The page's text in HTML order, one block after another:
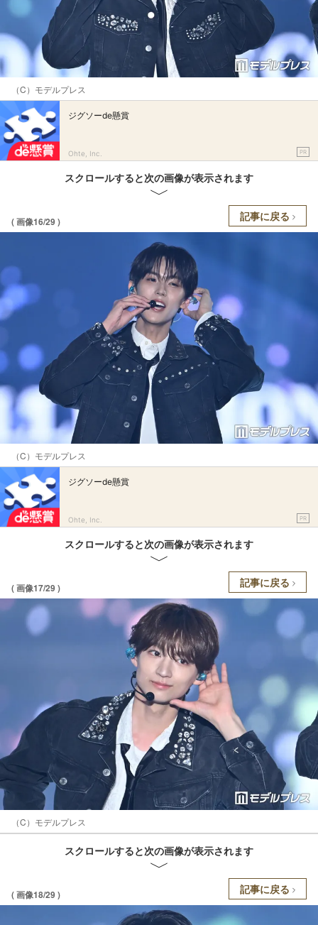
（C）モデルプレス
ジグソーde懸賞
Ohte, Inc. PR
スクロールすると次の画像が表示されます
( 画像16/29 ) 記事に戻る
（C）モデルプレス
ジグソーde懸賞
Ohte, Inc. PR
スクロールすると次の画像が表示されます
( 画像17/29 ) 記事に戻る
（C）モデルプレス
スクロールすると次の画像が表示されます
( 画像18/29 ) 記事に戻る